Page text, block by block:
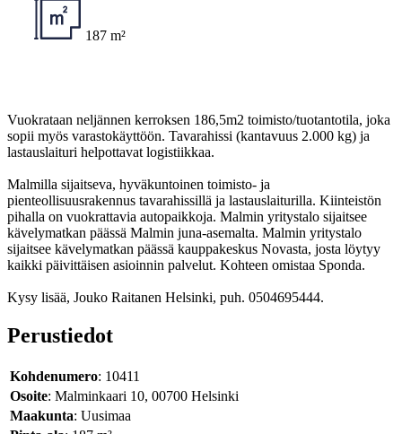
187 m²
Vuokrataan neljännen kerroksen 186,5m2 toimisto/tuotantotila, joka
sopii myös varastokäyttöön. Tavarahissi (kantavuus 2.000 kg) ja
lastauslaituri helpottavat logistiikkaa.
Malmilla sijaitseva, hyväkuntoinen toimisto- ja
pienteollisuusrakennus tavarahissillä ja lastauslaiturilla. Kiinteistön
pihalla on vuokrattavia autopaikkoja. Malmin yritystalo sijaitsee
kävelymatkan päässä Malmin juna-asemalta. Malmin yritystalo
sijaitsee kävelymatkan päässä kauppakeskus Novasta, josta löytyy
kaikki päivittäisen asioinnin palvelut. Kohteen omistaa Sponda.
Kysy lisää, Jouko Raitanen Helsinki, puh. 0504695444.
Perustiedot
Kohdenumero: 10411
Osoite: Malminkaari 10, 00700 Helsinki
Maakunta: Uusimaa